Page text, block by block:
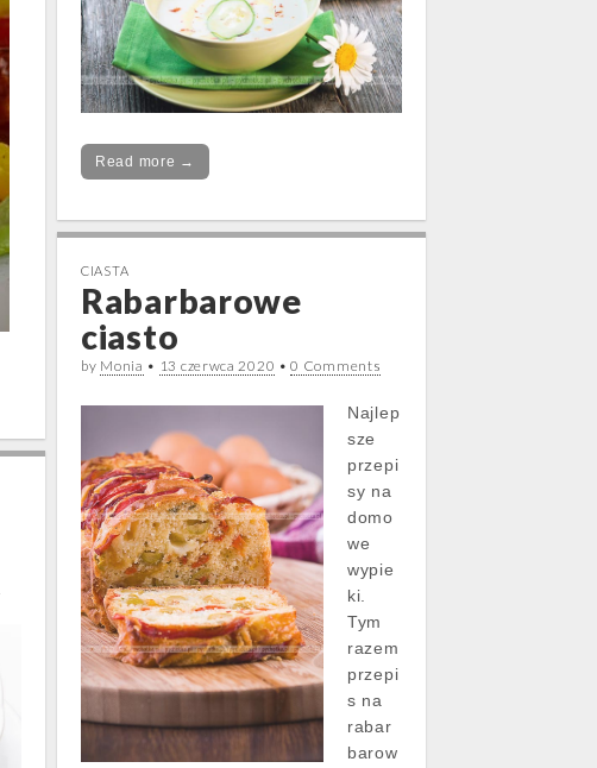
Read more →
CIASTA
Rabarbarowe
ciasto
by Monia • 13 czerwca 2020 •0 Comments
Najlep
sze
przepi
sy na
domo
we
wypie
ki.
Tym
razem
przepi
s na
rabar
barow